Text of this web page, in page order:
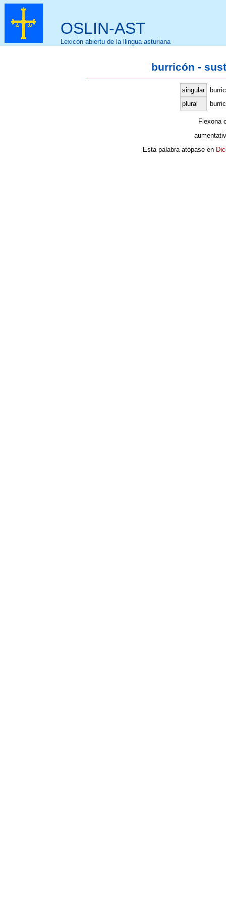
OSLIN-AST
Lexicón abiertu de la llingua asturiana
burricón -
singular
plural
Flexona
Esta palabra atópase en